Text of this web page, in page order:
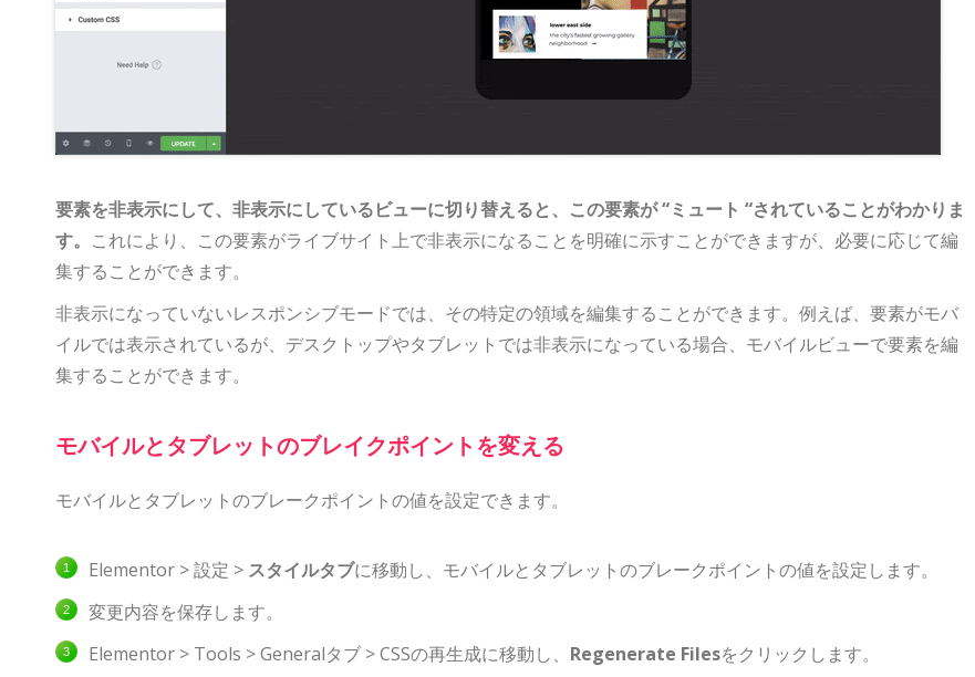
要素を非表示にして、非表示にしているビューに切り替えると、この要素が “ミュート “されていることがわかりま
す。 これにより、この要素がライブサイト上で非表示になることを明確に示すことができますが、必要に応じて編
集することができます。
非表示になっていないレスポンシブモードでは、その特定の領域を編集することができます。例えば、要素がモバ
イルでは表示されているが、デスクトップやタブレットでは非表示になっている場合、モバイルビューで要素を編
集することができます。
モバイルとタブレットのブレイクポイントを変える
モバイルとタブレットのブレークポイントの値を設定できます。
Elementor > 設定 > スタイルタブに移動し、モバイルとタブレットのブレークポイントの値を設定します。
変更内容を保存します。
Elementor > Tools > Generalタブ > CSSの再生成に移動し、 Regenerate Filesをクリックします。